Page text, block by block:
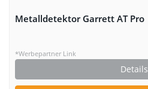
Metalldetektor Garrett AT Pro
*Werbepartner Link
Details